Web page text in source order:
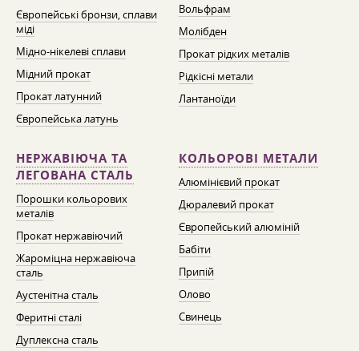
Європейські бронзи, сплави
міді
Мідно-нікелеві сплави
Мідний прокат
Прокат латунний
Європейська латунь
Вольфрам
Молібден
Прокат рідких металів
Рідкісні метали
Лантаноїди
НЕРЖАВІЮЧА ТА
ЛЕГОВАНА СТАЛЬ
Порошки кольорових
металів
Прокат нержавіючий
Жароміцна нержавіюча
сталь
Аустенітна сталь
Феритні сталі
Дуплексна сталь
КОЛЬОРОВІ МЕТАЛИ
Алюмінієвий прокат
Дюралевий прокат
Європейський алюміній
Бабіти
Припій
Олово
Свинець